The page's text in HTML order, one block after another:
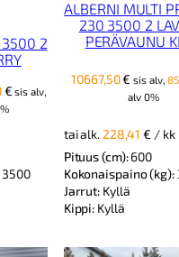
3500 2
€Nykyinen
10667,50 €.
sis alv,
3500
ALBERNI MULTI
230 3500 2
PERÄVAUNU
10667,50€ sis alv,
alv 0%
tai alk. 228,41€ / kk
Pituus (cm):600
Kokonaispaino (kg):
Jarrut: Kyllä
Kippi: Kyllä